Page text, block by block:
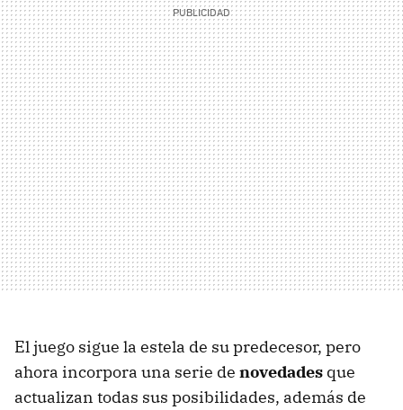
El juego sigue la estela de su predecesor, pero
ahora incorpora una serie de novedades que
actualizan todas sus posibilidades, además de